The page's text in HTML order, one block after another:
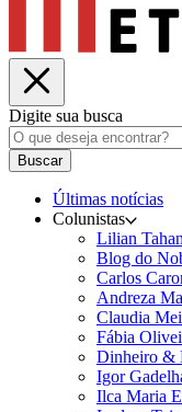
Digite sua busca
Buscar
Últimas notícias
Colunistas
Lilian Tahan
Blog do
Carlos
Andreza
Claudia
Fábia
Dinheiro &
Igor
Ilca Maria